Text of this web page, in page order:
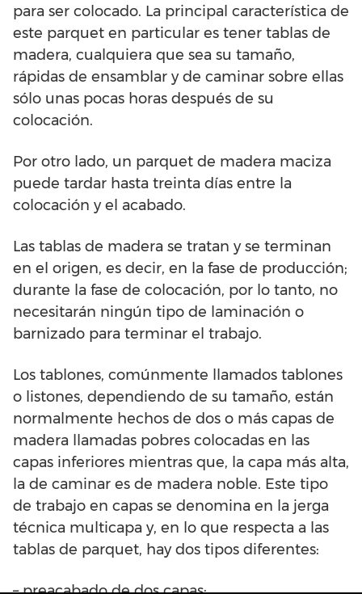
para ser colocado. La principal característica de
este parquet en particular es tener tablas de
madera, cualquiera que sea su tamaño,
rápidas de ensamblar y de caminar sobre ellas
sólo unas pocas horas después de su
colocación.
Por otro lado, un parquet de madera maciza
puede tardar hasta treinta días entre la
colocación y el acabado.
Las tablas de madera se tratan y se terminan
en el origen, es decir, en la fase de producción;
durante la fase de colocación, por lo tanto, no
necesitarán ningún tipo de laminación o
barnizado para terminar el trabajo.
Los tablones, comúnmente llamados tablones
o listones, dependiendo de su tamaño, están
normalmente hechos de dos o más capas de
madera llamadas pobres colocadas en las
capas inferiores mientras que, la capa más alta,
la de caminar es de madera noble. Este tipo
de trabajo en capas se denomina en la jerga
técnica multicapa y, en lo que respecta a las
tablas de parquet, hay dos tipos diferentes: